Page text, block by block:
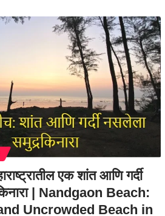
एक शांत आणि गर्दी
| Nandgaon Beach:
Uncrowded Beach in